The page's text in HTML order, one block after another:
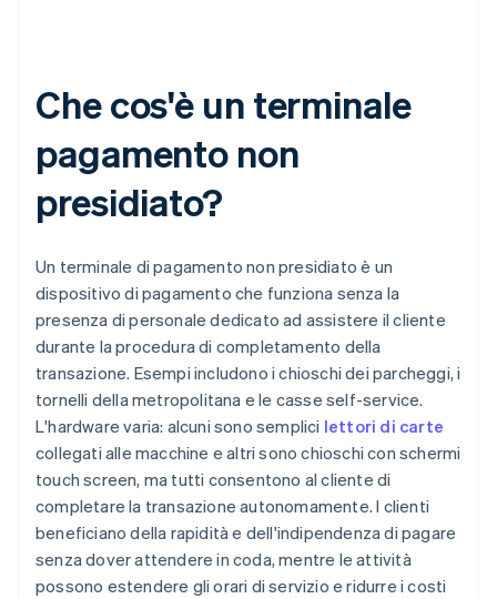
Che cos'è un terminale
pagamento non
presidiato?
Un terminale di pagamento non presidiato è un
dispositivo di pagamento che funziona senza la
presenza di personale dedicato ad assistere il cliente
durante la procedura di completamento della
transazione. Esempi includono i chioschi dei parcheggi, i
tornelli della metropolitana e le casse self-service.
L'hardware varia: alcuni sono semplici lettori di carte
collegati alle macchine e altri sono chioschi con schermi
touch screen, ma tutti consentono al cliente di
completare la transazione autonomamente. I clienti
beneficiano della rapidità e dell'indipendenza di pagare
senza dover attendere in coda, mentre le attività
possono estendere gli orari di servizio e ridurre i costi